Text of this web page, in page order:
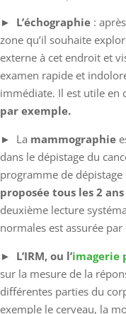
► L’échographie :
zone qu’il souhaite
externe à cet endroit et
examen rapide et
immédiate. Il est utile en
par exemple.
► La mammographie
dans le dépistage du
programme de
proposée tous les 2
deuxième lecture
normales est assurée
► L’IRM, ou l’imagerie
sur la mesure de la
différentes parties du
exemple le cerveau, la